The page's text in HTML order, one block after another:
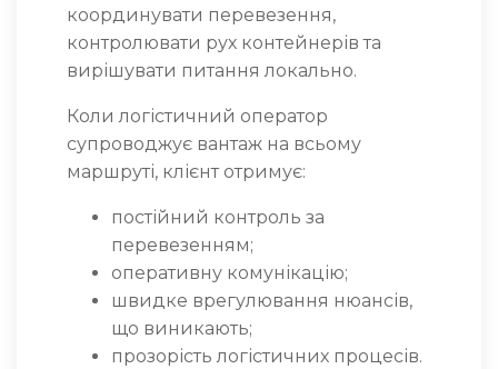
координувати перевезення,
контролювати рух контейнерів та
вирішувати питання локально.
Коли логістичний оператор
супроводжує вантаж на всьому
маршруті, клієнт отримує:
постійний контроль за
перевезенням;
оперативну комунікацію;
швидке врегулювання нюансів,
що виникають;
прозорість логістичних процесів.